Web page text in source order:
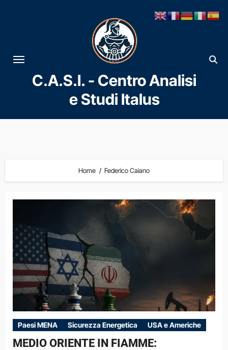
al
contenuto
C.A.S.I. - Centro Analisi
e Studi Italus
Home Federico Caiano
Paesi MENA Sicurezza Energetica USA e Americhe
MEDIO ORIENTE IN FIAMME: